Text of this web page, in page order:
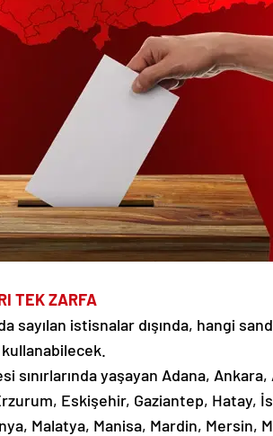
TEK ZARFA
sayılan istisnalar dışında, hangi
sınırlarında yaşayan Adana, Ankara,
Eskişehir, Gaziantep, Hatay,
Malatya, Manisa, Mardin, Mersin,